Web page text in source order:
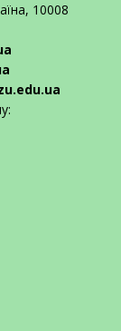
10008